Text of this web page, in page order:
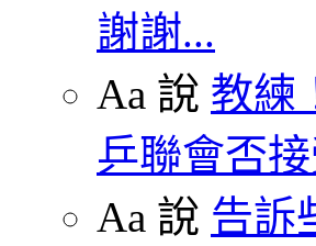
謝謝...
Aa 說 教練
乒聯會否
Aa 說 告訴